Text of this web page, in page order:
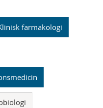
farmakologi